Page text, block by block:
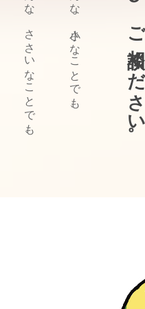
ぜひ、ご相
どんな、小さなことでも、
どんな、ささいなことでも、